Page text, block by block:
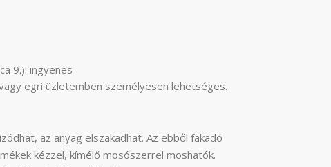
9.): ingyenes
egri üzletemben személyesen lehetséges.
az anyag elszakadhat. Az ebből fakadó
kézzel, kímélő mosószerrel moshatók.